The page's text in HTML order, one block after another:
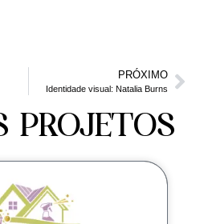
PRÓXIMO
Identidade visual: Natalia Burns
PROJETOS